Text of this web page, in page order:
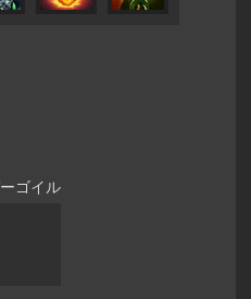
ゴイル